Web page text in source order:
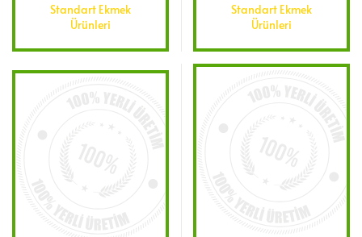
Standart Ekmek
Ürünleri
Standart Ekmek
Ürünleri